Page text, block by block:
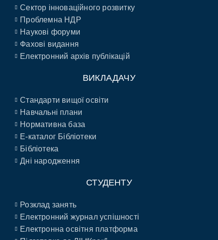
Сектор інноваційного розвитку
Проблемна НДР
Наукові форуми
Фахові видання
Електронний архів публікацій
ВИКЛАДАЧУ
Стандарти вищої освіти
Навчальні плани
Нормативна база
E-каталог Бібліотеки
Бібліотека
Дні народження
СТУДЕНТУ
Розклад занять
Електронний журнал успішності
Електронна освітня платформа